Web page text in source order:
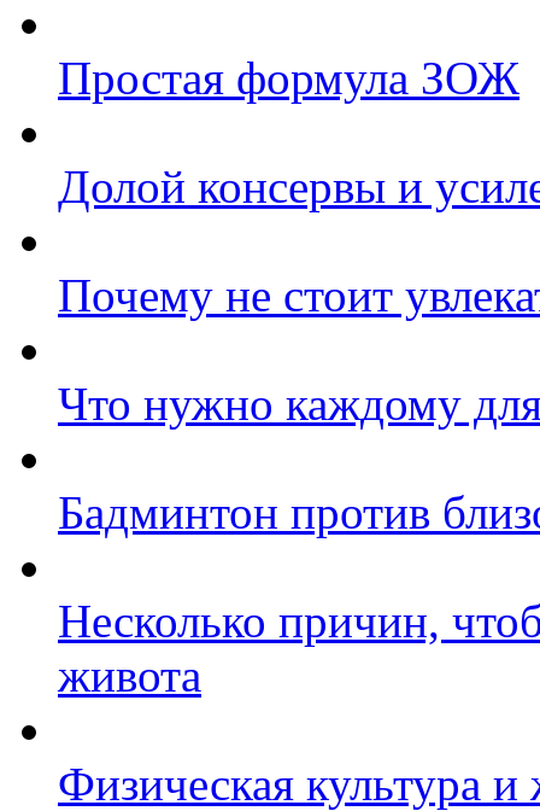
Простая формула ЗОЖ
Долой консервы и
Почему не стоит
Что нужно каждому
Бадминтон против
Несколько причин,
живота
Физическая культура и